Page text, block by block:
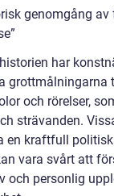
genomgång
har
grottmålningarna
och rörelser,
strävanden.
en kraftfull
vara svårt att
och personlig